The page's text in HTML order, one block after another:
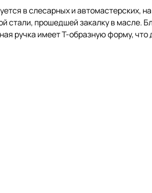
в слесарных и автомастерских,
стали, прошедшей закалку в масле.
ручка имеет Т-образную форму,